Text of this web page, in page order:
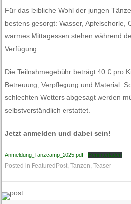
Für das leibliche Wohl der jungen
bestens gesorgt: Wasser, Apfelschorle,
warmes Mittagessen stehen während
Verfügung.
Die Teilnahmegebühr beträgt 40 € pro
Betreuung, Verpflegung und Material.
schlechten Wetters abgesagt werden
selbstverständlich erstattet.
Jetzt anmelden und dabei sein!
Anmeldung_Tanzcamp_2025.pdf Herunterladen
Posted in FeaturedPost ,Tanzen ,Teaser